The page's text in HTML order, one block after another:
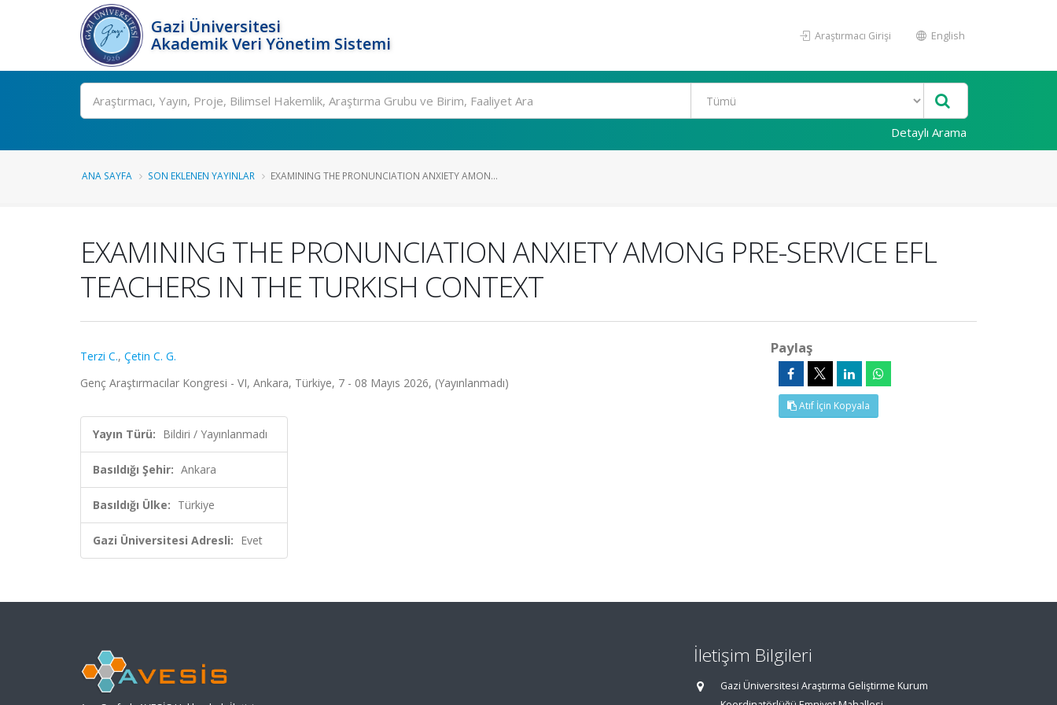
Gazi Üniversitesi
Akademik Veri Yönetim Sistemi
Araştırmacı Girişi English
Ara
Detaylı Arama
ANA SAYFA SON EKLENEN YAYINLAR EXAMINING THE PRONUNCIATION ANXIETY AMON...
EXAMINING THE PRONUNCIATION ANXIETY AMONG PRE-SERVICE EFL
TEACHERS IN THE TURKISH CONTEXT
Terzi C., Çetin C. G.
Genç Araştırmacılar Kongresi - VI, Ankara, Türkiye, 7 - 08 Mayıs 2026, (Yayınlanmadı)
Yayın Türü: Bildiri / Yayınlanmadı
Basıldığı Şehir: Ankara
Basıldığı Ülke: Türkiye
Gazi Üniversitesi Adresli: Evet
Paylaş
Atıf İçin Kopyala
İletişim Bilgileri
Gazi Üniversitesi Araştırma Geliştirme Kurum